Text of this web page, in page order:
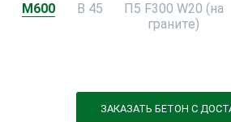
М600 В 45
П5 F300 W20 (на
граните)
ЗАКАЗАТЬ БЕТОН С